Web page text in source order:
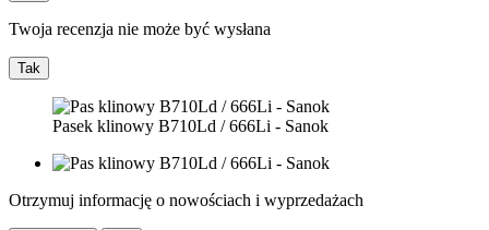
Twoja recenzja nie może być wysłana
Tak
Pasek klinowy B710Ld / 666Li - Sanok
Otrzymuj informację o nowościach i wyprzedażach